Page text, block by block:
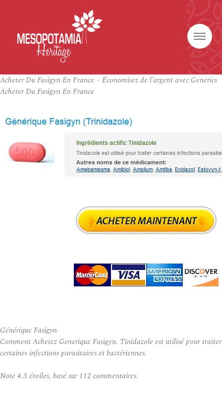
Acheter Du Fasigyn En France – Économisez de l’argent avec Generics
Acheter Du Fasigyn En France
Générique Fasigyn
Comment Achetez Generique Fasigyn. Tinidazole est utilisé pour traiter
certaines infections parasitaires et bactériennes.
Note 4.3 étoiles, basé sur 112 commentaires.